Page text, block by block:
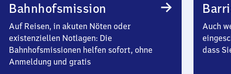
Bahnhofsmission
Auf Reisen, in akuten Nöten oder
existenziellen Notlagen: Die
Bahnhofsmissionen helfen sofort, ohne
Anmeldung und gratis
Auch
dass